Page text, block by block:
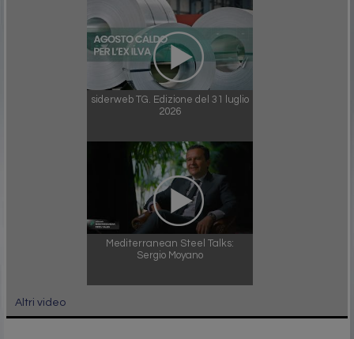
siderweb TG. Edizione del 31 luglio
2026
Mediterranean Steel Talks:
Sergio Moyano
Altri video